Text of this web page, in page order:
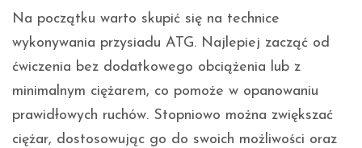
Na początku warto skupić się na technice
wykonywania przysiadu ATG. Najlepiej zacząć od
ćwiczenia bez dodatkowego obciążenia lub z
minimalnym ciężarem, co pomoże w opanowaniu
prawidłowych ruchów. Stopniowo można zwiększać
ciężar, dostosowując go do swoich możliwości oraz